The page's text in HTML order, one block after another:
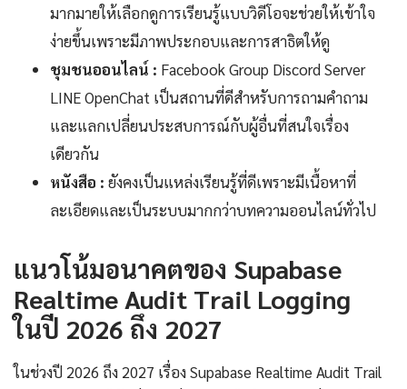
มากมายให้เลือกดูการเรียนรู้แบบวิดีโอจะช่วยให้เข้าใจ
ง่ายขึ้นเพราะมีภาพประกอบและการสาธิตให้ดู
ชุมชนออนไลน์ : Facebook Group Discord Server
LINE OpenChat เป็นสถานที่ดีสำหรับการถามคำถาม
และแลกเปลี่ยนประสบการณ์กับผู้อื่นที่สนใจเรื่อง
เดียวกัน
หนังสือ : ยังคงเป็นแหล่งเรียนรู้ที่ดีเพราะมีเนื้อหาที่
ละเอียดและเป็นระบบมากกว่าบทความออนไลน์ทั่วไป
แนวโน้มอนาคตของ Supabase
Realtime Audit Trail Logging
ในปี 2026 ถึง 2027
ในช่วงปี 2026 ถึง 2027 เรื่อง Supabase Realtime Audit Trail